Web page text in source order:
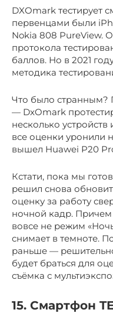
DXOmark тестирует
первенцами были
Nokia 808 PureView.
протокола
баллов. Но в 2021
методика
Что было странным?
— DxOmark
несколько
все оценки уронили
вышел Huawei P20
Кстати, пока мы
решил снова
оценку за работу
ночной кадр. Причем
вовсе не режим
снимает в темноте.
раньше —
будет браться для
съёмка с
15. Смартфон